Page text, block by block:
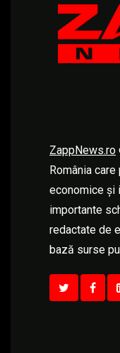
ZappNews.ro
România
economice și
importante
redactate de
bază surse